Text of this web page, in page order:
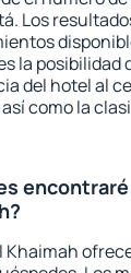
Los
la posibilidad
del hotel al
como la
Khaimah